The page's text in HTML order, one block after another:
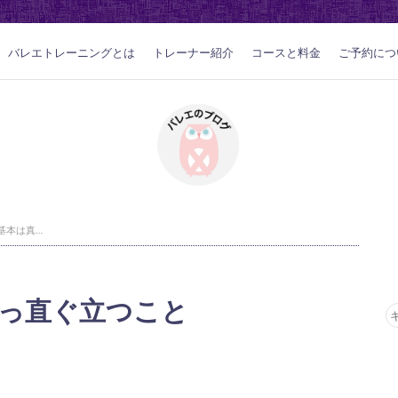
バレエトレーニングとは トレーナー紹介 コースと料金 ご予約に
直ぐ立つこと